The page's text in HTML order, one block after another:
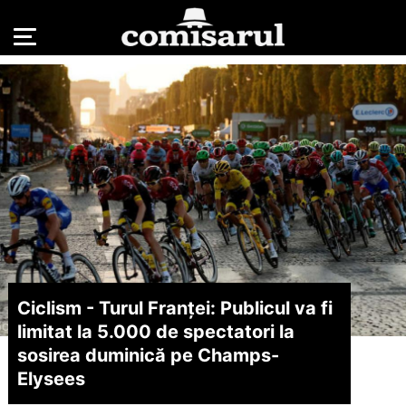
Ciclism - Turul Franţei: Publicul va fi
limitat la 5.000 de spectatori la
sosirea duminică pe Champs-
Elysees